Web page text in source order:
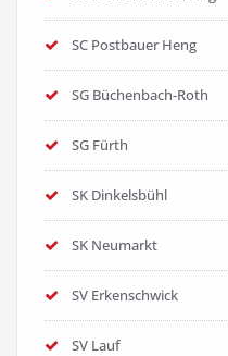
SC Postbauer Heng
SG Büchenbach-Roth
SG Fürth
SK Dinkelsbühl
SK Neumarkt
SV Erkenschwick
SV Lauf